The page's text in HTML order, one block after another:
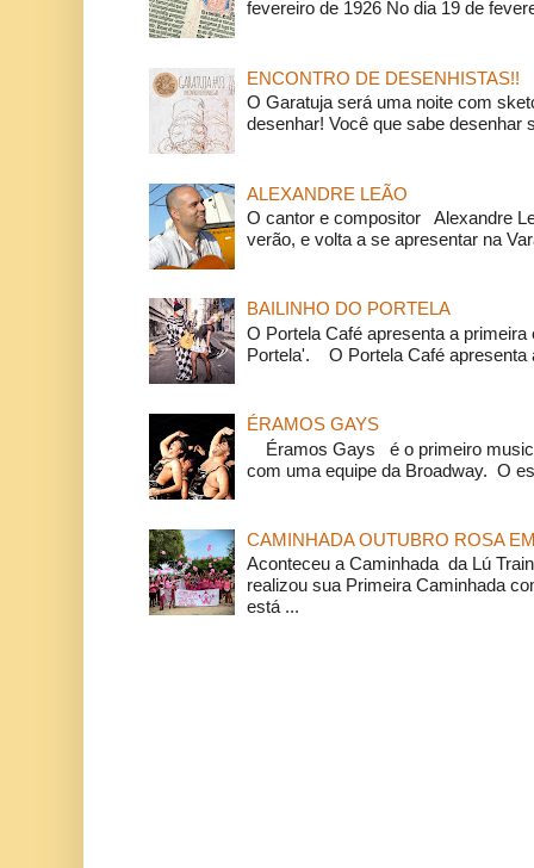
fevereiro de 1926 No dia 19 de
ENCONTRO DE DESENHISTAS!!
O Garatuja será uma noite com
desenhar! Você que sabe desenhar
ALEXANDRE LEÃO
O cantor e compositor Alexandre
verão, e volta a se apresentar na
BAILINHO DO PORTELA
O Portela Café apresenta a
Portela'. O Portela Café apresenta
ÉRAMOS GAYS
Éramos Gays é o primeiro
com uma equipe da Broadway. O
CAMINHADA OUTUBRO ROSA
Aconteceu a Caminhada da Lú
realizou sua Primeira Caminhada
está ...